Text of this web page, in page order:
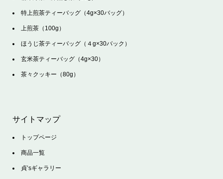
特上煎茶ティーバッグ（4g×30バッグ）
上煎茶（100g）
ほうじ茶ティーバッグ（４g×30バック）
玄米茶ティーバッグ（4g×30）
茶々クッキー（80g）
サイトマップ
トップページ
商品一覧
貞’sギャラリー